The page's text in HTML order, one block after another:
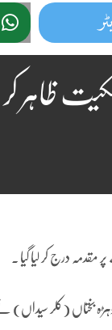
ظاہر
درج کر لیا گیا ۔
بختاں (کلر